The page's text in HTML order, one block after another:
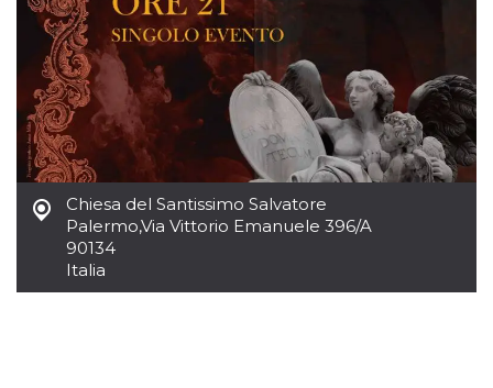
Chiesa del Santissimo Salvatore
Palermo,Via Vittorio Emanuele 396/A
90134
Italia